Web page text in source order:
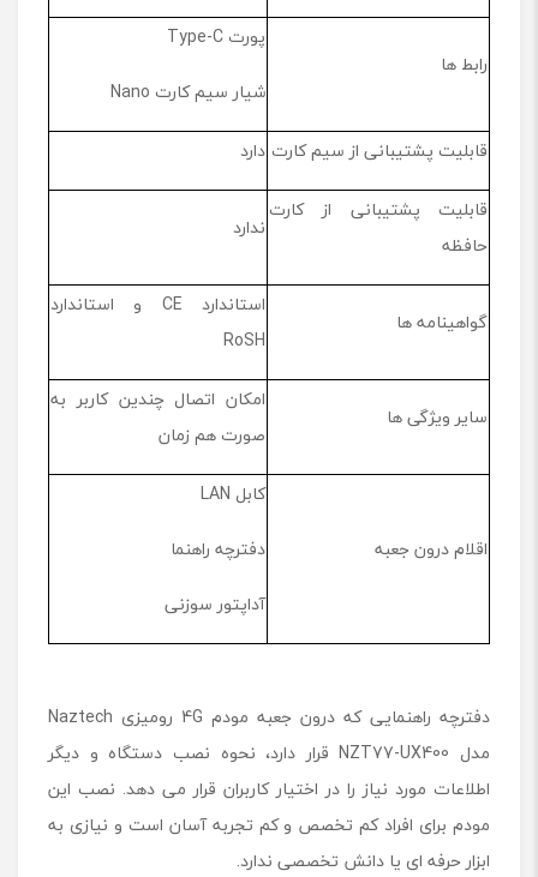
رابط ها
پورت Type-C
شیار سیم کارت Nano
قابلیت پشتیبانی از سیم کارت دارد
قابلیت پشتیبانی از کارت
حافظه
ندارد
گواهینامه ها
استاندارد CE و استاندارد
RoSH
سایر ویژگی ها
امکان اتصال چندین کاربر به
صورت هم زمان
اقلام درون جعبه
کابل LAN
دفترچه راهنما
آداپتور سوزنی
دفترچه راهنمایی که درون جعبه مودم 4G رومیزی Naztech
مدل NZT77-UX400 قرار دارد، نحوه نصب دستگاه و دیگر
اطلاعات مورد نیاز را در اختیار کاربران قرار می دهد. نصب این
مودم برای افراد کم تخصص و کم تجربه آسان است و نیازی به
ابزار حرفه ای یا دانش تخصصی ندارد.